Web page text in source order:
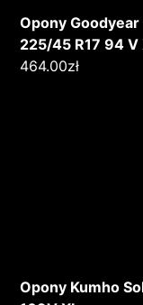
Opony Goodyear
225/45 R17 94 V
464.00zł
Opony Kumho